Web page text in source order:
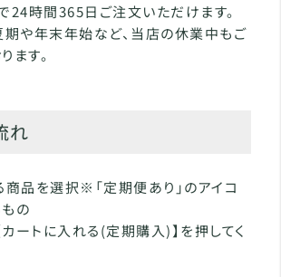
24時間365日ご注文いただけます。
期や年末年始など、当店の休業中もご
ます。
れ
品を選択※「定期便あり」のアイコ
の
ートに入れる(定期購入)】を押してく